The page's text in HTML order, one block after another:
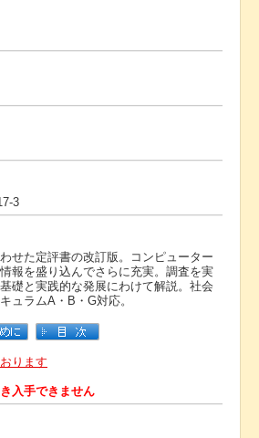
3
せた定評書の改訂版。コンピューター
報を盛り込んでさらに充実。調査を実
礎と実践的な発展にわけて解説。社会
ュラムA・B・G対応。
ります
入手できません